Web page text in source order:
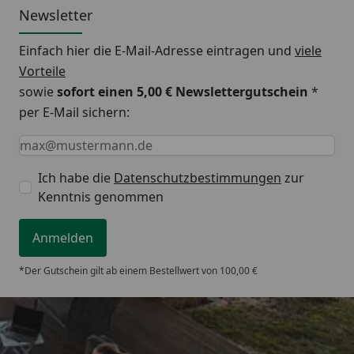
Linienführung des Slicers. Zugleich sorgt die Facette
für eine reduzierte Schneidgutanhaftung, da
Schneidgut leichter abfällt und ermöglicht so ein
schnelles und komfortables Arbeiten.
Unterhalb der Facette wird die Klinge von Hand
beidseitig hohlgeschliffen: Erst die perfekt
aufeinander abgestimmt Verbindung aus feinsten
Kohlenstoffstählen, flexibler Klinge und beidseitigem
Hohlschliff ermöglicht präzises Filetieren auf
höchstem Niveau.
*Die Schneidfase der Klinge ist nicht beschichtet.
Daher sollten Sie Ihr Nesmuk EXKLUSIV Messer nach
Newsletter
Einfach hier die E-Mail-Adresse eintragen und viele
Vorteile
sowiesofort einen 5,00 € Newslettergutschein *
per E-Mail sichern:
Keine Eingabe erforderlich
Eingabe erforderlich
E-Mail *
Ich habe die Datenschutzbestimmungen zur
Kenntnis genommen
Anmelden
*Der Gutschein gilt ab einem Bestellwert von 100,00 €